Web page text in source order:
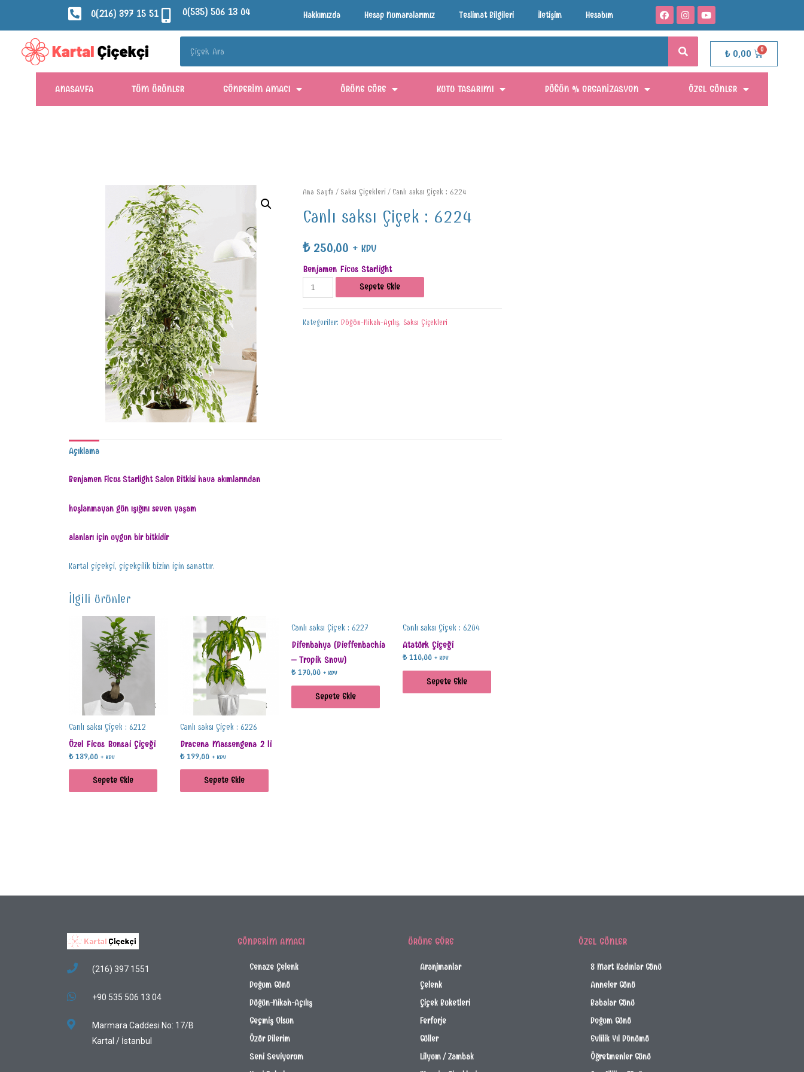
0(216) 397 15 51 0(535) 506 13 04 Hakkımızda Hesap Numaralarımız Teslimat Bilgileri İletişim Hesabım
₺0,00
ANASAYFA TÜM ÜRÜNLER GÖNDERIM AMACI ÜRÜNE GÖRE KUTU TASARIMI DÜĞÜN % ORGANIZASYON ÖZEL GÜNLER
Ana Sayfa / Saksı Çiçekleri / Canlı saksı Çiçek : 6224
Canlı saksı Çiçek : 6224
₺250,00 + KDV
Benjamen Ficus Starlight
Sepete Ekle
Kategoriler: Düğün-Nikah-Açılış, Saksı Çiçekleri
Açıklama
Benjamen Ficus Starlight Salon Bitkisi hava akımlarından
hoşlanmayan gün ışığını seven yaşam
alanları için uygun bir bitkidir
Kartal çiçekçi, çiçekçilik bizim için sanattır.
İlgili ürünler
Canlı saksı Çiçek : 6212
Özel Ficus Bonsai Çiçeği
₺139,00 + KDV
Sepete Ekle
Canlı saksı Çiçek : 6226
Dracena Massengena 2 li
₺199,00 + KDV
Sepete Ekle
Canlı saksı Çiçek : 6227
Difenbahya (Dieffenbachia
– Tropik Snow)
₺170,00 + KDV
Sepete Ekle
Canlı saksı Çiçek : 6204
Atatürk Çiçeği
₺110,00 + KDV
Sepete Ekle
(216) 397 1551
+90 535 506 13 04
Marmara Caddesi No: 17/B
Kartal / İstanbul
GÖNDERIM AMACI
Cenaze Çelenk
Doğum Günü
Düğün-Nikah-Açılış
Geçmiş Olsun
Özür Dilerim
Seni Seviyorum
ÜRÜNE GÖRE
Aranjmanlar
Çelenk
Çiçek Buketleri
Ferforje
Güller
Lilyum / Zambak
ÖZEL GÜNLER
8 Mart Kadınlar Günü
Anneler Günü
Babalar Günü
Doğum Günü
Evlilik Yıl Dönümü
Öğretmenler Günü